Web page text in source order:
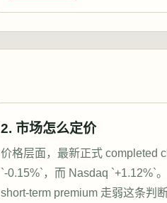
2. 市场怎么定价
价格层面，最新正式 completed
`-0.15%`，而 Nasdaq `+1.12%`
short-term premium 走弱这条判